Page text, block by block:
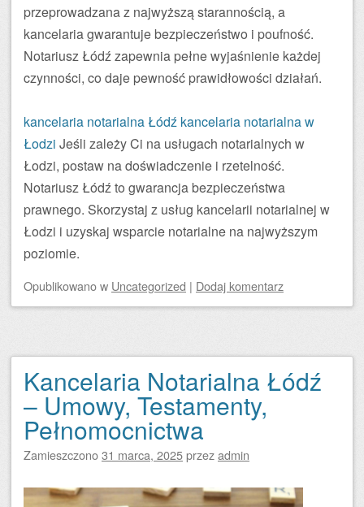
przeprowadzana z najwyższą starannością, a
kancelaria gwarantuje bezpieczeństwo i poufność.
Notariusz Łódź zapewnia pełne wyjaśnienie każdej
czynności, co daje pewność prawidłowości działań.
kancelaria notarialna Łódź kancelaria notarialna w
Łodzi Jeśli zależy Ci na usługach notarialnych w
Łodzi, postaw na doświadczenie i rzetelność.
Notariusz Łódź to gwarancja bezpieczeństwa
prawnego. Skorzystaj z usług kancelarii notarialnej w
Łodzi i uzyskaj wsparcie notarialne na najwyższym
poziomie.
Opublikowanow Uncategorized | Dodaj komentarz
Kancelaria Notarialna Łódź
– Umowy, Testamenty,
Pełnomocnictwa
Zamieszczono31 marca, 2025przezadmin